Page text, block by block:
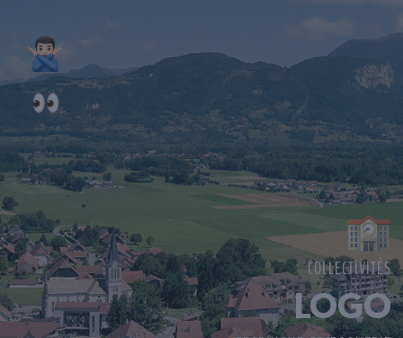
COLLECTIVITÉS
LOGO